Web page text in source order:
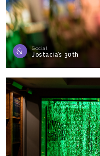
Social
Jostacia’s 30th